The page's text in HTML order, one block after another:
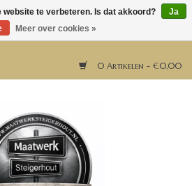
0 Artikelen - €0,00
website te verbeteren. Is dat akkoord?
Ja
Meer over cookies »